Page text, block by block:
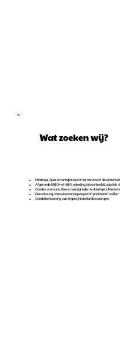
Wat zoeken wij?
Minimaal 2 jaar ervaring in customer service of
Afgeronde MBO+ of HBO-opleiding, bijvoorbeeld Logistiek
Goede communicatieve vaardigheden en klantgerichte
Nauwkeurig, stressbestendig en goed in prioriteiten stellen.
Goede beheersing van Engels; Nederlands is een pre.